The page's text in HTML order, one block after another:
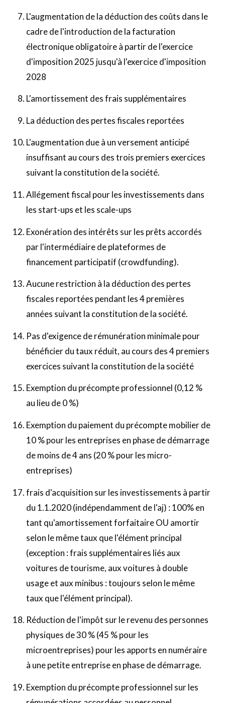
L'augmentation de la déduction des coûts dans le
cadre de l'introduction de la facturation
électronique obligatoire à partir de l'exercice
d'imposition 2025 jusqu'à l'exercice d'imposition
2028
L'amortissement des frais supplémentaires
La déduction des pertes fiscales reportées
L'augmentation due à un versement anticipé
insuffisant au cours des trois premiers exercices
suivant la constitution de la société.
Allégement fiscal pour les investissements dans
les start-ups et les scale-ups
Exonération des intérêts sur les prêts accordés
par l'intermédiaire de plateformes de
financement participatif (crowdfunding).
Aucune restriction à la déduction des pertes
fiscales reportées pendant les 4 premières
années suivant la constitution de la société.
Pas d'exigence de rémunération minimale pour
bénéficier du taux réduit, au cours des 4 premiers
exercices suivant la constitution de la société
Exemption du précompte professionnel (0,12 %
au lieu de 0 %)
Exemption du paiement du précompte mobilier de
10 % pour les entreprises en phase de démarrage
de moins de 4 ans (20 % pour les micro-
entreprises)
frais d'acquisition sur les investissements à partir
du 1.1.2020 (indépendamment de l'aj) : 100% en
tant qu'amortissement forfaitaire OU amortir
selon le même taux que l'élément principal
(exception : frais supplémentaires liés aux
voitures de tourisme, aux voitures à double
usage et aux minibus : toujours selon le même
taux que l'élément principal).
Réduction de l'impôt sur le revenu des personnes
physiques de 30 % (45 % pour les
microentreprises) pour les apports en numéraire
à une petite entreprise en phase de démarrage.
Exemption du précompte professionnel sur les